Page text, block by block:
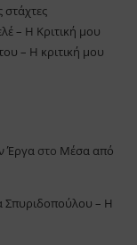
– Η Κριτική μου
– Η κριτική μου
Έργα στο Μέσα από
Σπυριδοπούλου – Η